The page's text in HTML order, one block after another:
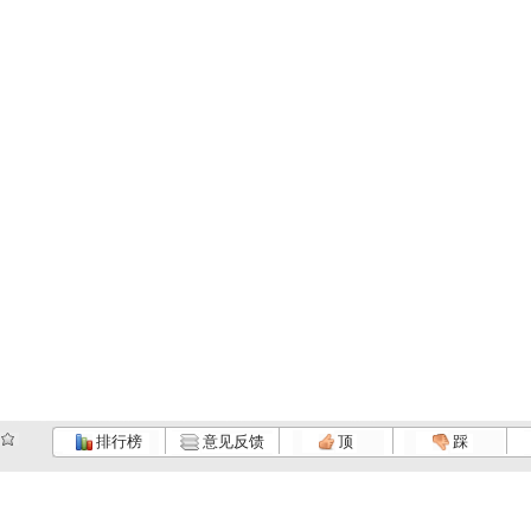
排行榜 意见反馈 顶 踩